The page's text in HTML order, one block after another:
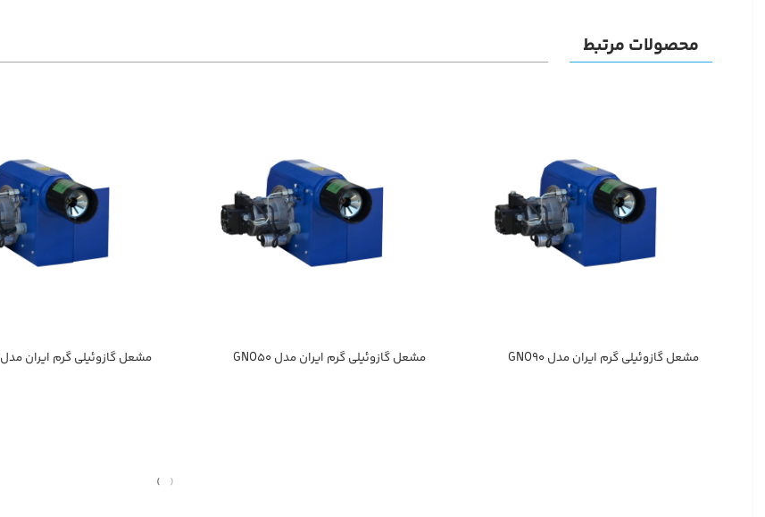
محصولات مرتبط
مشعل گازوئیلی گرم ایران مدل GNO۹۰ مشعل گازوئیلی گرم ایران مدل GNO۵۰ مشعل گازوئیلی گرم ایران مدل GNO۹۰/۲
‹
›